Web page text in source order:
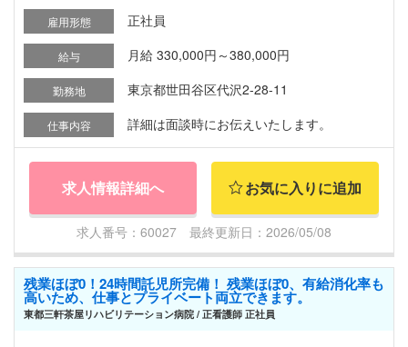
雇用形態 正社員
給与 月給 330,000円～380,000円
勤務地 東京都世田谷区代沢2-28-11
仕事内容 詳細は面談時にお伝えいたします。
求人情報詳細へ お気に入りに追加
求人番号：60027 最終更新日：2026/05/08
残業ほぼ0！24時間託児所完備！ 残業ほぼ0、有給消化率も
高いため、仕事とプライベート両立できます。
東都三軒茶屋リハビリテーション病院 / 正看護師 正社員